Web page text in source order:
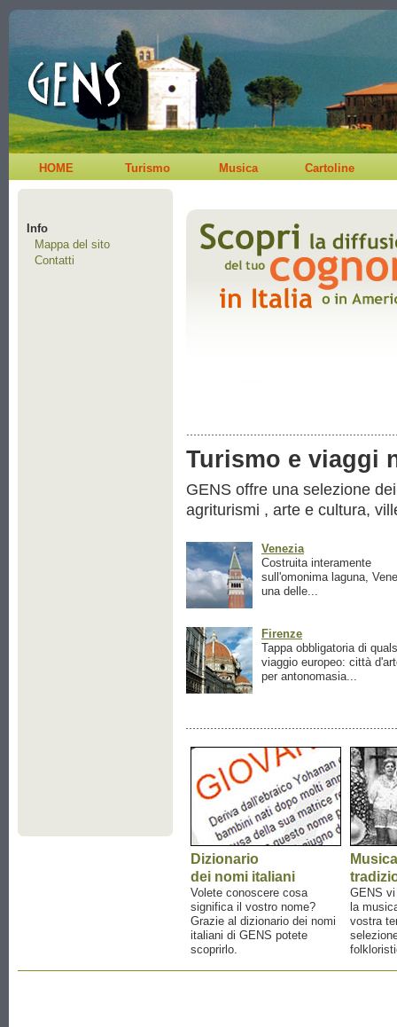
HOME Turismo Musica Cartoline
Info
Mappa del sito
Contatti
Turismo e viaggi
GENS offre una selezione
agriturismi , arte e cultura,
Venezia
Costruita interamente
sull'omonima laguna,
una delle...
Firenze
Tappa obbligatoria di
viaggio europeo: città
per antonomasia...
Dizionario
dei nomi italiani
Volete conoscere cosa
significa il vostro nome?
Grazie al dizionario dei nomi
italiani di GENS potete
scoprirlo.
Musica
GENS
la
vostra